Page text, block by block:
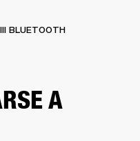
BLUETOOTH
A